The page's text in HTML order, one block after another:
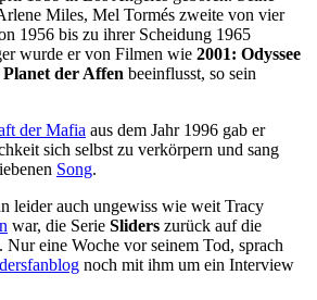
Miles, Mel Tormés zweite von vier
1956 bis zu ihrer Scheidung 1965
wurde er von Filmen wie 2001: Odyssee
der Affen beeinflusst, so sein
der Mafia aus dem Jahr 1996 gab er
sich selbst zu verkörpern und sang
Song.
leider auch ungewiss wie weit Tracy
war, die Serie Sliders zurück auf die
eine Woche vor seinem Tod, sprach
noch mit ihm um ein Interview